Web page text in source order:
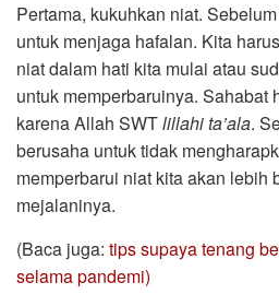
Pertama, kukuhkan niat.
untuk menjaga hafalan. Kita
niat dalam hati kita mulai atau
untuk memperbaruinya. Sahabat
karena Allah SWTlillahi ta’ala.
berusaha untuk tidak
memperbarui niat kita akan lebih
mejalaninya.
(Baca juga: tips supaya tenang
selama pandemi)